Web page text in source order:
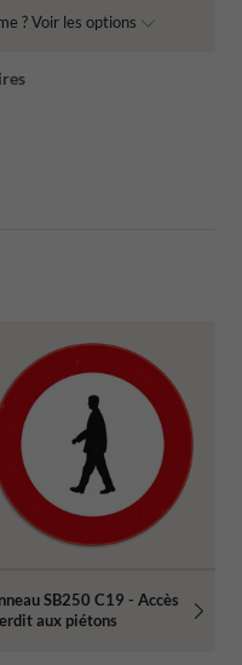
? Voir les options
SB250 C19 - Accès
aux piétons